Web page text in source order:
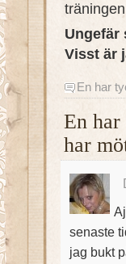
Ungefär
Visst är
En har
En
har
senaste
jag bukt